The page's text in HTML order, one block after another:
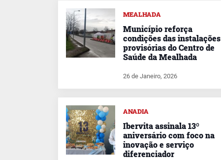
MEALHADA
Município reforça
condições das instalações
provisórias do Centro de
Saúde da Mealhada
26 de Janeiro, 2026
ANADIA
Ibervita assinala 13º
aniversário com foco na
inovação e serviço
diferenciador